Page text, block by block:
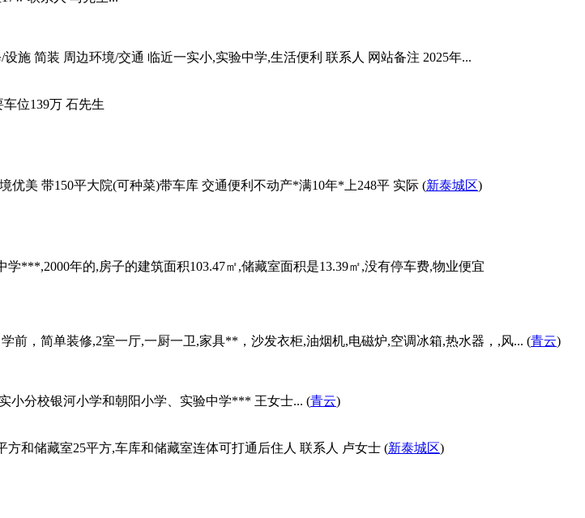
施 简装 周边环境/交通 临近一实小,实验中学,生活便利 联系人 网站备注 2025年...
位139万 石先生
优美 带150平大院(可种菜)带车库 交通便利不动产*满10年*上248平 实际 (新泰城区)
***,2000年的,房子的建筑面积103.47㎡,储藏室面积是13.39㎡,没有停车费,物业便宜
前，简单装修,2室一厅,一厨一卫,家具**，沙发衣柜,油烟机,电磁炉,空调冰箱,热水器，,风... (青云)
小分校银河小学和朝阳小学、实验中学*** 王女士... (青云)
和储藏室25平方,车库和储藏室连体可打通后住人 联系人 卢女士 (新泰城区)